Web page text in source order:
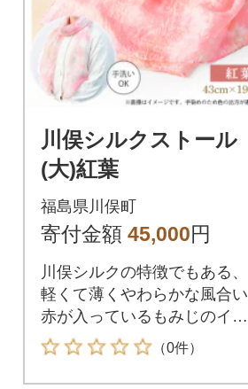
川俣シルクストール
(大)紅葉
福島県川俣町
寄付金額 45,000円
川俣シルクの特徴でもある、
軽くて薄くやわらかな風合い
赤が入っているもみじのイメ
ージのストールです。
（0件）